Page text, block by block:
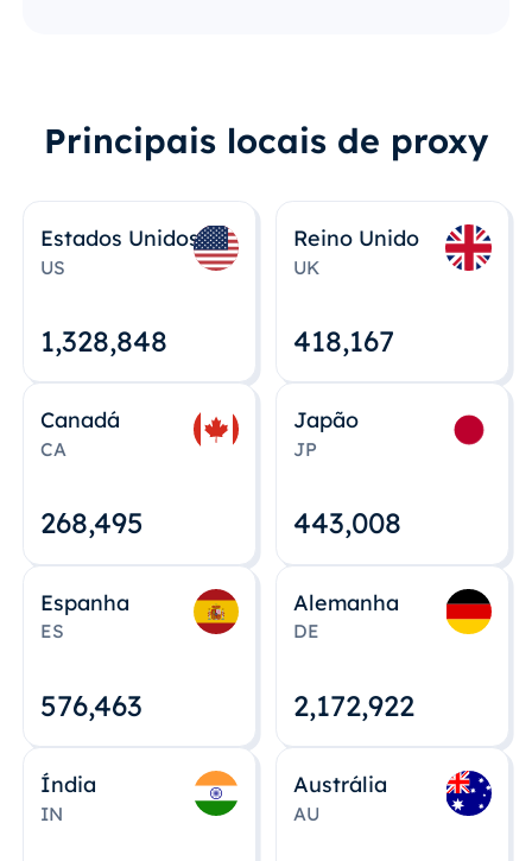
Principais locais de proxy
Estados Unidos
US
1,328,848
Reino Unido
UK
418,167
Canadá
CA
268,495
Japão
JP
443,008
Espanha
ES
576,463
Alemanha
DE
2,172,922
Índia
IN
Austrália
AU